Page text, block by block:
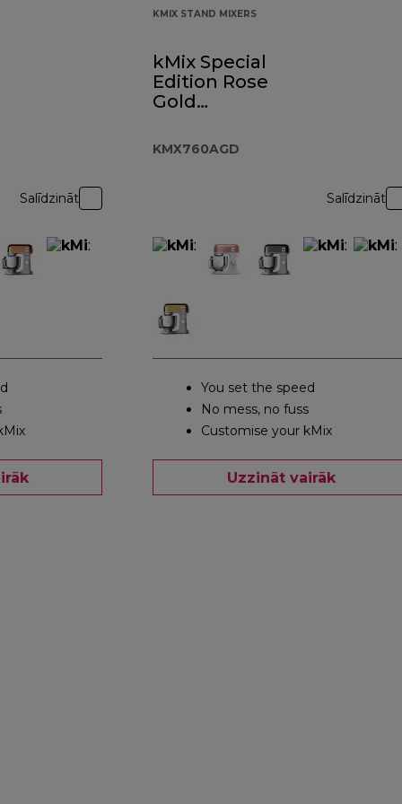
Salīdzināt
KMIX STAND MIXERS
kMix Special
Edition Rose
Gold
KMX760AGD
Salīdzināt
You set the speed
No mess, no fuss
Customise your kMix
Uzzināt vairāk